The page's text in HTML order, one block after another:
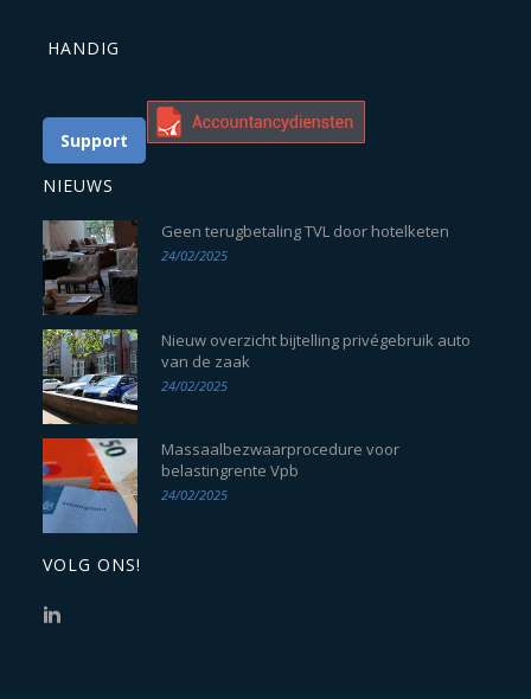
HANDIG
Support
NIEUWS
Geen terugbetaling TVL door hotelketen
24/02/2025
Nieuw overzicht bijtelling privégebruik auto
van de zaak
24/02/2025
Massaalbezwaarprocedure voor
belastingrente Vpb
24/02/2025
VOLG ONS!